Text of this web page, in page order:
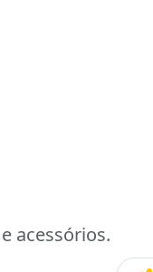
acessórios.